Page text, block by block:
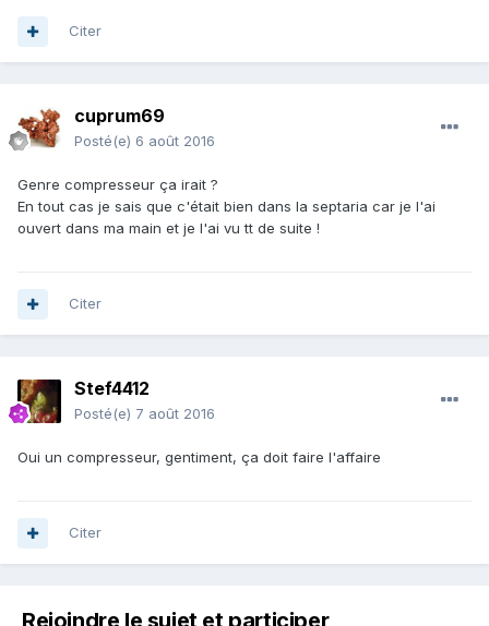
Citer
cuprum69
Posté(e) 6 août 2016
Genre compresseur ça irait ?
En tout cas je sais que c'était bien dans la septaria car je l'ai
ouvert dans ma main et je l'ai vu tt de suite !
Citer
Stef4412
Posté(e) 7 août 2016
Oui un compresseur, gentiment, ça doit faire l'affaire
Citer